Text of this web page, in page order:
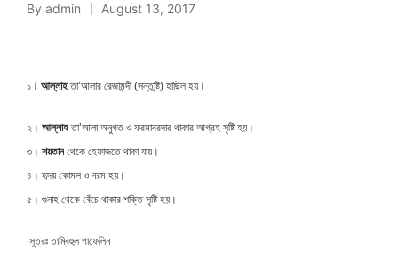
Posted
By admin August 13, 2017
১। আল্লাহ তা’আলার রেজামন্দী (সন্তুষ্টি) হাছিল হয়।
২। আল্লাহ তা’আলা অনুগত ও ফরমাবরদার থাকার আগ্রহ সৃষ্টি হয়।
৩। শয়তান থেকে হেফাজতে থাকা যায়।
৪। হৃদয় কোমল ও নরম হয়।
৫। গুনাহ থেকে বেঁচে থাকার শক্তি সৃষ্টি হয়।
সুত্রঃ তাম্বিহুল গাফেলিন